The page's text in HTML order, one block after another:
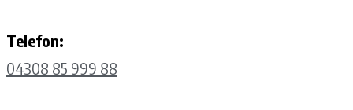
Telefon:
04308 85 999 88